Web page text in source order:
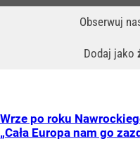
Obserwuj
Dodaj jako
Wrze po roku
„Cała Europa nam go